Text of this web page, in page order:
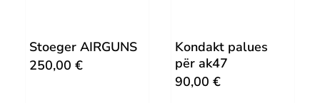
Stoeger AIRGUNS
250,00 €
Kondakt palues
për ak47
90,00 €